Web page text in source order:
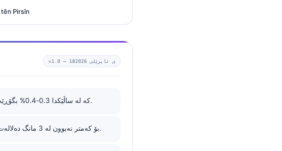
Pirsîn
v1.0 — 18ی ئاپرێلی 2026
کە لە ساڵێکدا 0.3-0.4% بگۆڕێت زۆرجار مانادارترە لەوەی 0.1% لەوەوە بچێت/هەڵبەزێت.
لە خوار 60 mL/min/1.73 m² بۆ کەمتر نەبوون لە 3 مانگ دەلالەت دەکات بە نەخۆشی مزمنێ کلیە.